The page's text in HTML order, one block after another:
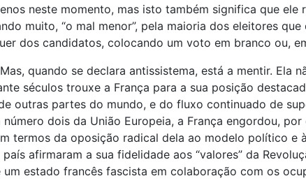
neste momento, mas isto também significa que ele
muito, “o mal menor”, pela maioria dos eleitores
dos candidatos, colocando um voto em branco ou,
quando se declara antissistema, está a mentir. Ela
séculos trouxe a França para a sua posição
outras partes do mundo, e do fluxo continuado de
dois da União Europeia, a França engordou,
termos da oposição radical dela ao modelo político
afirmaram a sua fidelidade aos “valores” da
estado francês fascista em colaboração com os